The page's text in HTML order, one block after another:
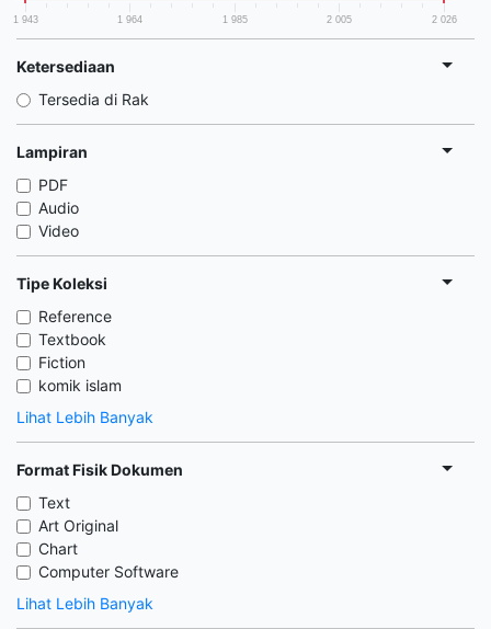
1 943 1 964 1 985 2 005 2 026
Ketersediaan
Tersedia di Rak
Lampiran
PDF
Audio
Video
Tipe Koleksi
Reference
Textbook
Fiction
komik islam
Lihat Lebih Banyak
Format Fisik Dokumen
Text
Art Original
Chart
Computer Software
Lihat Lebih Banyak